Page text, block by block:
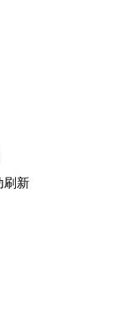
刷新